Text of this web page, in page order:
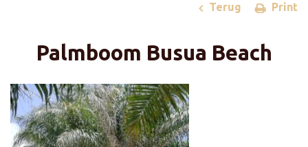
Print
Terug
Palmboom Busua Beach